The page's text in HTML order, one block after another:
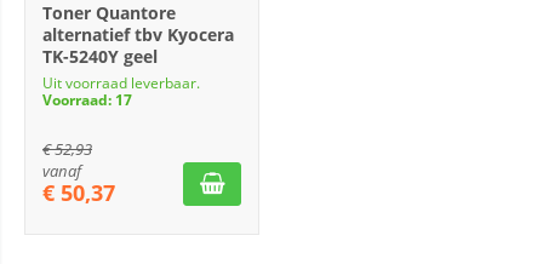
Toner Quantore
alternatief tbv Kyocera
TK-5240Y geel
Uit voorraad leverbaar.
Voorraad: 17
€52,93
vanaf
€ 50,37